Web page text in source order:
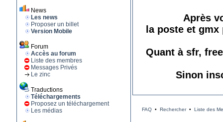
News
Les news
Proposer un billet
Version Mobile
Forum
Accès au forum
Liste des membres
Messages Privés
Le zinc
Traductions
Téléchargements
Proposez un téléchargement
Les médias
Après
la poste et
Quant à sfr,
Sinon
FAQ• Rechercher• Liste des